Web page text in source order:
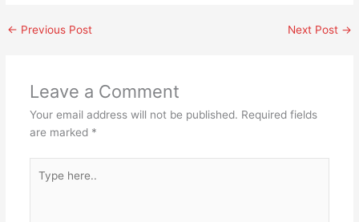
← Previous Post Next Post →
Leave a Comment
Your email address will not be published. Required fields
are marked *
here..